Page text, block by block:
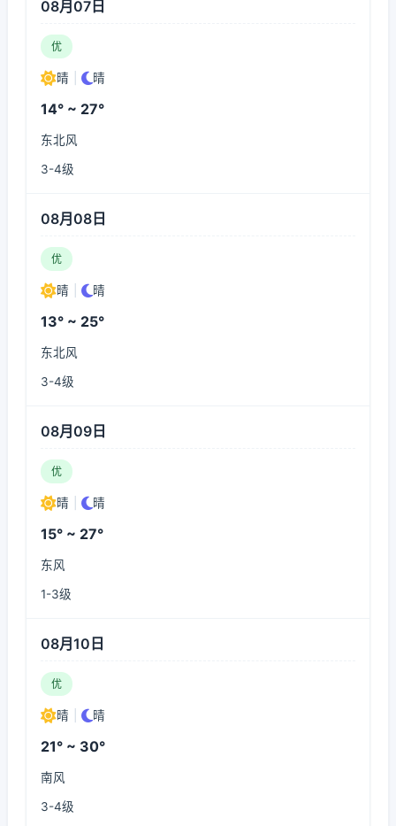
08月07日
优
晴 晴
14° ~ 27°
东北风
3-4级
08月08日
优
晴 晴
13° ~ 25°
东北风
3-4级
08月09日
优
晴 晴
15° ~ 27°
东风
1-3级
08月10日
优
晴 晴
21° ~ 30°
南风
3-4级